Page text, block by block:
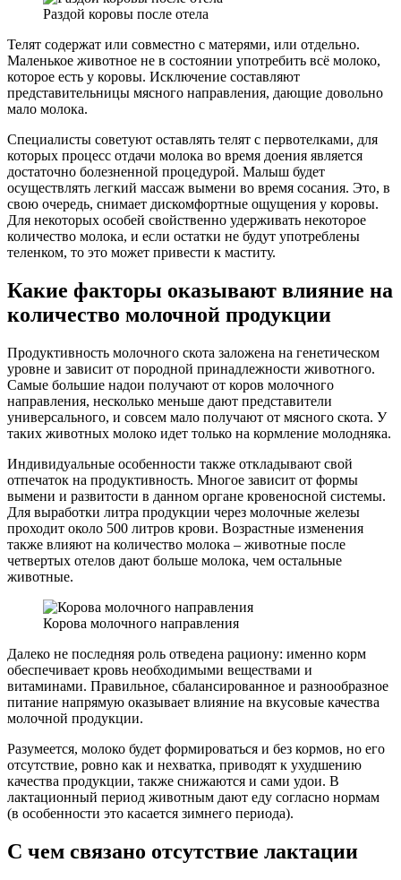
Раздой коровы после отела
Телят содержат или совместно с матерями, или отдельно.
Маленькое животное не в состоянии употребить всё молоко,
которое есть у коровы. Исключение составляют
представительницы мясного направления, дающие довольно
мало молока.
Специалисты советуют оставлять телят с первотелками, для
которых процесс отдачи молока во время доения является
достаточно болезненной процедурой. Малыш будет
осуществлять легкий массаж вымени во время сосания. Это, в
свою очередь, снимает дискомфортные ощущения у коровы.
Для некоторых особей свойственно удерживать некоторое
количество молока, и если остатки не будут употреблены
теленком, то это может привести к маститу.
Какие факторы оказывают влияние на
количество молочной продукции
Продуктивность молочного скота заложена на генетическом
уровне и зависит от породной принадлежности животного.
Самые большие надои получают от коров молочного
направления, несколько меньше дают представители
универсального, и совсем мало получают от мясного скота. У
таких животных молоко идет только на кормление молодняка.
Индивидуальные особенности также откладывают свой
отпечаток на продуктивность. Многое зависит от формы
вымени и развитости в данном органе кровеносной системы.
Для выработки литра продукции через молочные железы
проходит около 500 литров крови. Возрастные изменения
также влияют на количество молока – животные после
четвертых отелов дают больше молока, чем остальные
животные.
Корова молочного направления
Далеко не последняя роль отведена рациону: именно корм
обеспечивает кровь необходимыми веществами и
витаминами. Правильное, сбалансированное и разнообразное
питание напрямую оказывает влияние на вкусовые качества
молочной продукции.
Разумеется, молоко будет формироваться и без кормов, но его
отсутствие, ровно как и нехватка, приводят к ухудшению
качества продукции, также снижаются и сами удои. В
лактационный период животным дают еду согласно нормам
(в особенности это касается зимнего периода).
С чем связано отсутствие лактации